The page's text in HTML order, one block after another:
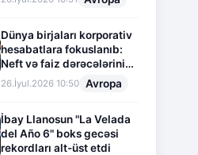
Dünya birjaları korporativ
hesabatlara fokuslanıb:
Neft və faiz dərəcələrinin
təsiri altında cari vəziyyət
26.İyul.2026 10:50 Avropa
İbay Llanosun "La Velada
del Año 6" boks gecəsi
rekordları alt-üst etdi